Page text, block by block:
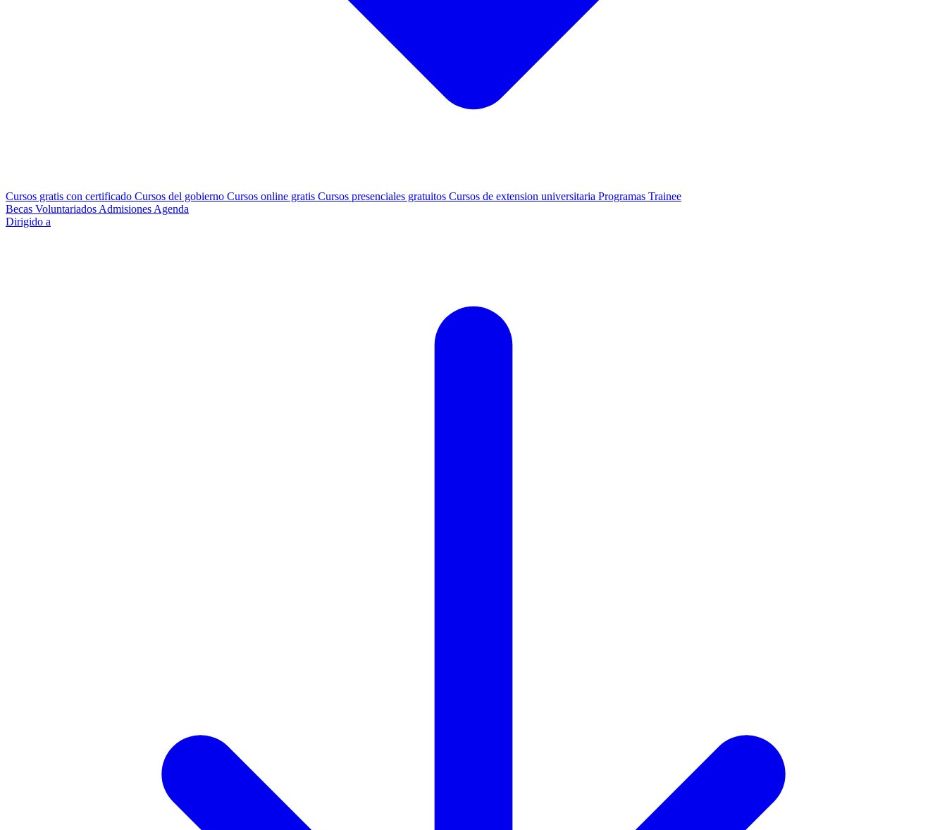
Cursos gratis con certificado Cursos del gobierno Cursos online gratis Cursos presenciales gratuitos Cursos de extension universitaria Programas Trainee
Becas Voluntariados Admisiones Agenda
Dirigido a